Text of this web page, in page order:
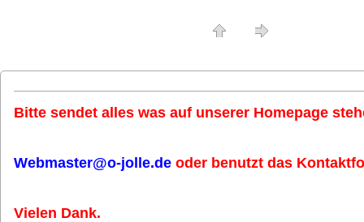
Bitte sendet alles was auf unserer Homepage
Webmaster@o-jolle.de oder benutzt das
Vielen Dank.